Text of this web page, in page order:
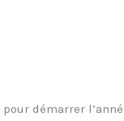
démarrer